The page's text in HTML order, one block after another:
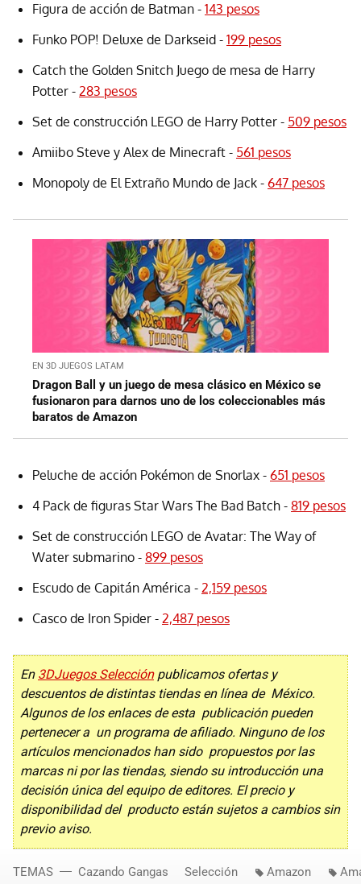
Figura de acción de Batman - 143 pesos
Funko POP! Deluxe de Darkseid - 199 pesos
Catch the Golden Snitch Juego de mesa de Harry
Potter - 283 pesos
Set de construcción LEGO de Harry Potter - 509 pesos
Amiibo Steve y Alex de Minecraft - 561 pesos
Monopoly de El Extraño Mundo de Jack - 647 pesos
EN 3D JUEGOS LATAM
Dragon Ball y un juego de mesa clásico en México se
fusionaron para darnos uno de los coleccionables más
baratos de Amazon
Peluche de acción Pokémon de Snorlax - 651 pesos
4 Pack de figuras Star Wars The Bad Batch - 819 pesos
Set de construcción LEGO de Avatar: The Way of
Water submarino - 899 pesos
Escudo de Capitán América - 2,159 pesos
Casco de Iron Spider - 2,487 pesos
En 3DJuegos Selecciónpublicamos ofertas y
descuentos de distintas tiendas en línea de México.
Algunos de los enlaces de esta publicación pueden
pertenecer a un programa de afiliado. Ninguno de los
artículos mencionados han sido propuestos por las
marcas ni por las tiendas, siendo su introducción una
decisión única del equipo de editores. El precio y
disponibilidad del producto están sujetos a cambios sin
previo aviso.
TEMAS Cazando Gangas Selección Amazon